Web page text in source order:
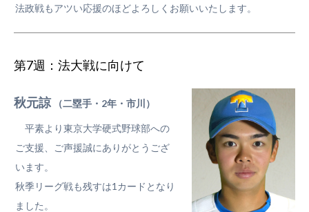
法政戦もアツい応援のほどよろしくお願いいたします。
第7週：法大戦に向けて
秋元諒 （二塁手・2年・市川）
平素より東京大学硬式野球部への
ご支援、ご声援誠にありがとうござ
います。
秋季リーグ戦も残すは1カードとなり
ました。